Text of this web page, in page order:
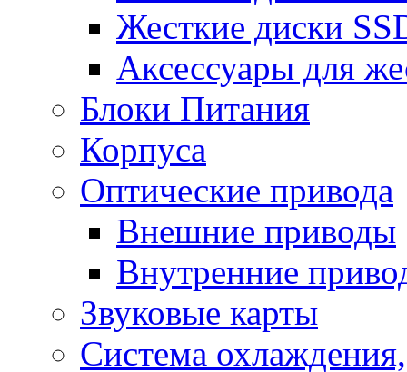
Жесткие диски
Аксессуары для
Блоки Питания
Корпуса
Оптические привода
Внешние приводы
Внутренние
Звуковые карты
Система